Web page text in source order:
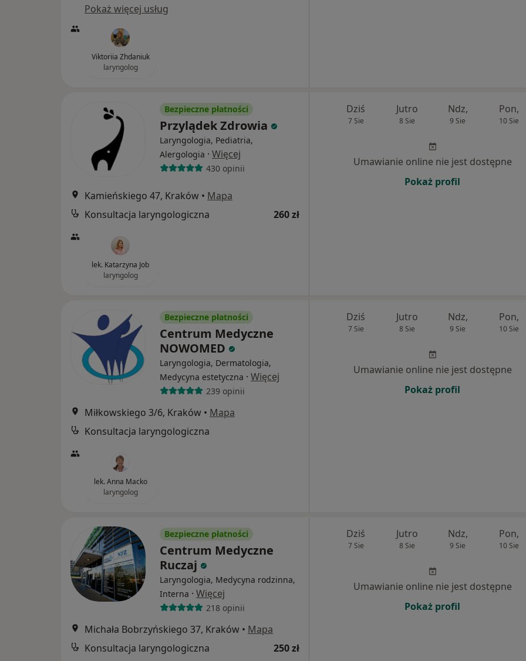
Pokaż więcej usług
Viktoriia Zhdaniuk
laryngolog
Bezpieczne płatności
Przylądek Zdrowia
Laryngologia, Pediatria,
Alergologia · Więcej
430 opinii
Kamieńskiego 47, Kraków • Mapa
Konsultacja laryngologiczna
260 zł
lek. Katarzyna Job
laryngolog
Dziś
7 Sie
Jutro
8 Sie
Ndz,
9 Sie
Pon,
10 Sie
Umawianie online nie jest dostępne
Pokaż profil
Bezpieczne płatności
Centrum Medyczne
NOWOMED
Laryngologia, Dermatologia,
Medycyna estetyczna · Więcej
239 opinii
Miłkowskiego 3/6, Kraków • Mapa
Konsultacja laryngologiczna
lek. Anna Macko
laryngolog
Dziś
7 Sie
Jutro
8 Sie
Ndz,
9 Sie
Pon,
10 Sie
Umawianie online nie jest dostępne
Pokaż profil
Bezpieczne płatności
Centrum Medyczne
Ruczaj
Laryngologia, Medycyna rodzinna,
Interna · Więcej
218 opinii
Michała Bobrzyńskiego 37, Kraków • Mapa
Konsultacja laryngologiczna
250 zł
Dziś
7 Sie
Jutro
8 Sie
Ndz,
9 Sie
Pon,
10 Sie
Umawianie online nie jest dostępne
Pokaż profil